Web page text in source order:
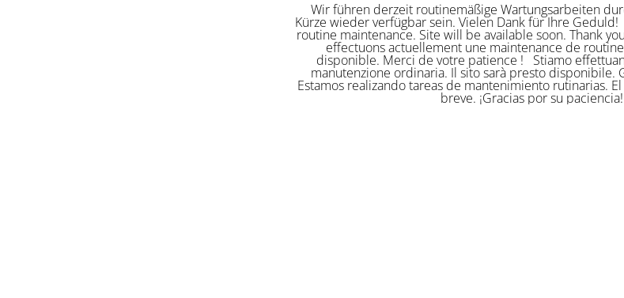
Wir führen derzeit routinemäßige Wartungsarbeiten
Kürze wieder verfügbar sein. Vielen Dank für Ihre
routine maintenance. Site will be available soon. Thank
effectuons actuellement une maintenance de
disponible. Merci de votre patience ! Stiamo
manutenzione ordinaria. Il sito sarà presto disponibile.
Estamos realizando tareas de mantenimiento rutinarias.
breve. ¡Gracias por su paciencia!